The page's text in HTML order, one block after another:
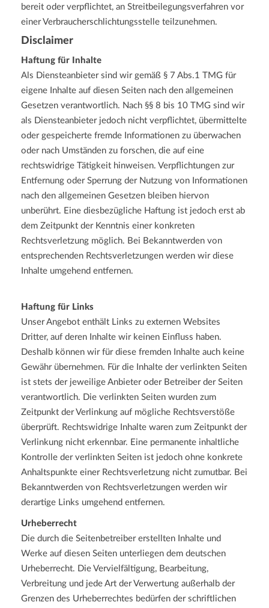
bereit oder verpflichtet, an Streitbeilegungsverfahren vor
einer Verbraucherschlichtungsstelle teilzunehmen.
Disclaimer
Haftung für Inhalte
Als Diensteanbieter sind wir gemäß § 7 Abs.1 TMG für
eigene Inhalte auf diesen Seiten nach den allgemeinen
Gesetzen verantwortlich. Nach §§ 8 bis 10 TMG sind wir
als Diensteanbieter jedoch nicht verpflichtet, übermittelte
oder gespeicherte fremde Informationen zu überwachen
oder nach Umständen zu forschen, die auf eine
rechtswidrige Tätigkeit hinweisen. Verpflichtungen zur
Entfernung oder Sperrung der Nutzung von Informationen
nach den allgemeinen Gesetzen bleiben hiervon
unberührt. Eine diesbezügliche Haftung ist jedoch erst ab
dem Zeitpunkt der Kenntnis einer konkreten
Rechtsverletzung möglich. Bei Bekanntwerden von
entsprechenden Rechtsverletzungen werden wir diese
Inhalte umgehend entfernen.
Haftung für Links
Unser Angebot enthält Links zu externen Websites
Dritter, auf deren Inhalte wir keinen Einfluss haben.
Deshalb können wir für diese fremden Inhalte auch keine
Gewähr übernehmen. Für die Inhalte der verlinkten Seiten
ist stets der jeweilige Anbieter oder Betreiber der Seiten
verantwortlich. Die verlinkten Seiten wurden zum
Zeitpunkt der Verlinkung auf mögliche Rechtsverstöße
überprüft. Rechtswidrige Inhalte waren zum Zeitpunkt der
Verlinkung nicht erkennbar. Eine permanente inhaltliche
Kontrolle der verlinkten Seiten ist jedoch ohne konkrete
Anhaltspunkte einer Rechtsverletzung nicht zumutbar. Bei
Bekanntwerden von Rechtsverletzungen werden wir
derartige Links umgehend entfernen.
Urheberrecht
Die durch die Seitenbetreiber erstellten Inhalte und
Werke auf diesen Seiten unterliegen dem deutschen
Urheberrecht. Die Vervielfältigung, Bearbeitung,
Verbreitung und jede Art der Verwertung außerhalb der
Grenzen des Urheberrechtes bedürfen der schriftlichen